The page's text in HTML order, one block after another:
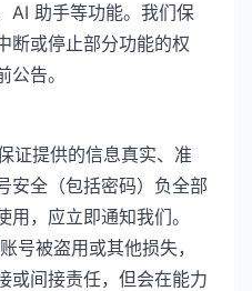
AI 助手等功能。我们保
断或停止部分功能的权
告。
证提供的信息真实、准
安全（包括密码）负全部
，应立即通知我们。
号被盗用或其他损失，
或间接责任，但会在能力